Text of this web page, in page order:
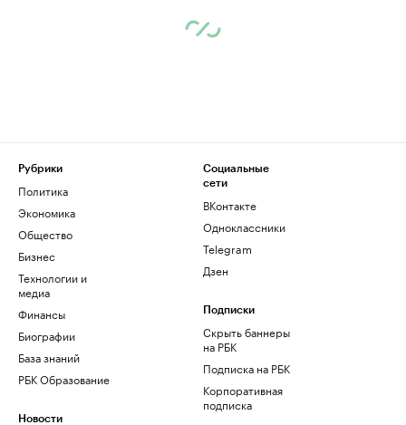
Рубрики
Политика
Экономика
Общество
Бизнес
Технологии и
медиа
Финансы
Биографии
База знаний
РБК Образование
Новости
Социальные
сети
ВКонтакте
Одноклассники
Telegram
Дзен
Подписки
Скрыть баннеры
на РБК
Подписка на РБК
Корпоративная
подписка